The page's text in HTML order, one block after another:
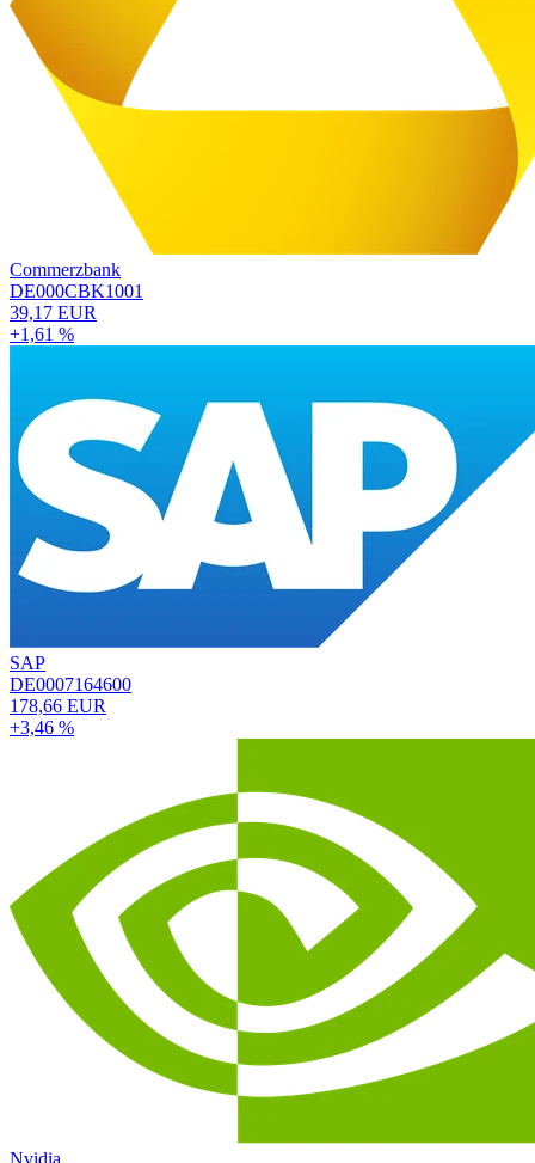
Commerzbank
DE000CBK1001
39,17 EUR
+1,61 %
SAP
DE0007164600
178,66 EUR
+3,46 %
Nvidia